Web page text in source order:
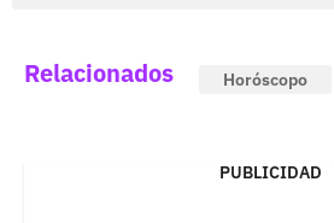
Relacionados Horóscopo
PUBLICIDAD